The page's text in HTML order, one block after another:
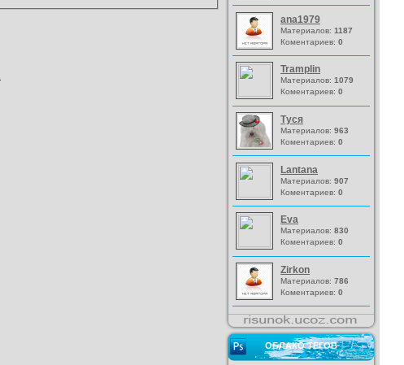
ana1979
Материалов: 1187
Коментариев: 0
Tramplin
Материалов: 1079
Коментариев: 0
Туся
Материалов: 963
Коментариев: 0
Lantana
Материалов: 907
Коментариев: 0
Eva
Материалов: 830
Коментариев: 0
Zirkon
Материалов: 786
Коментариев: 0
ОБЛАКО ТЕГОВ